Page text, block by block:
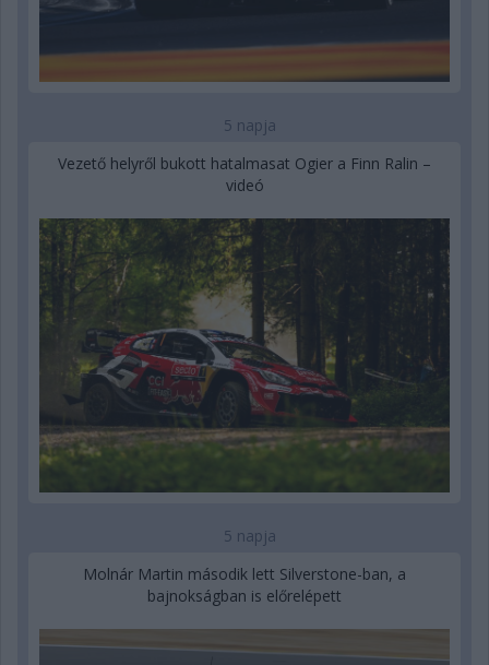
5 napja
Vezető helyről bukott hatalmasat Ogier a Finn Ralin –
videó
5 napja
Molnár Martin második lett Silverstone-ban, a
bajnokságban is előrelépett